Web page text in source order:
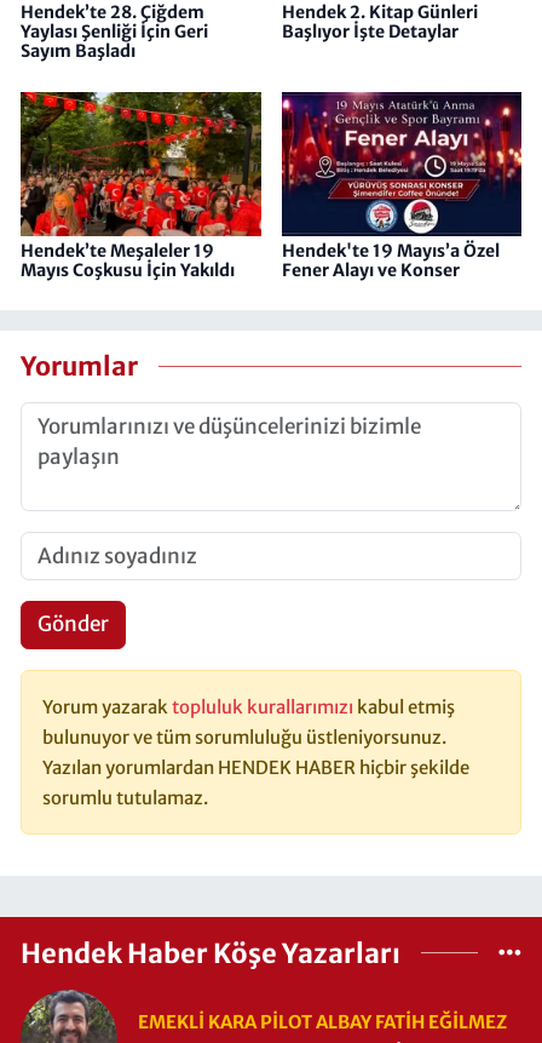
Hendek’te 28. Çiğdem
Yaylası Şenliği İçin Geri
Sayım Başladı
Hendek 2. Kitap Günleri
Başlıyor İşte Detaylar
Hendek’te Meşaleler 19
Mayıs Coşkusu İçin Yakıldı
Hendek'te 19 Mayıs’a Özel
Fener Alayı ve Konser
Yorumlar
Gönder
Yorum yazarak topluluk kurallarımızı kabul etmiş
bulunuyor ve tüm sorumluluğu üstleniyorsunuz.
Yazılan yorumlardan HENDEK HABER hiçbir şekilde
sorumlu tutulamaz.
Hendek Haber Köşe Yazarları
EMEKLI KARA PILOT ALBAY FATIH EĞİLMEZ